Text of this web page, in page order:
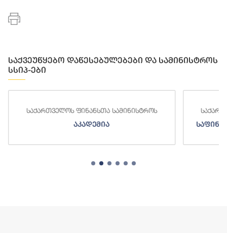
საქვეუწყებო დაწესებულებები და სამინისტროს
სსიპ-ები
საქართველოს ფინანსთა სამინისტროს
აკადემია